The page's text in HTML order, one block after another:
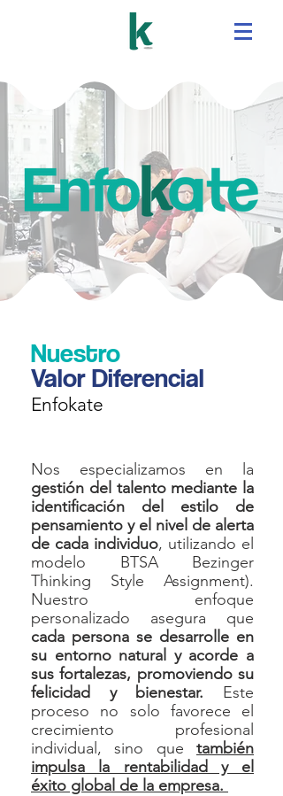
Nuestro
Valor Diferencial
Enfokate
Nos especializamos en la
gestión del talento mediante la
identificación del estilo de
pensamiento y el nivel de alerta
de cada individuo, utilizando el
modelo BTSA Bezinger
Thinking Style Assignment).
Nuestro enfoque
personalizado asegura que
cada persona se desarrolle en
su entorno natural y acorde a
sus fortalezas, promoviendo su
felicidad y bienestar. Este
proceso no solo favorece el
crecimiento profesional
individual, sino que también
impulsa la rentabilidad y el
éxito global de la empresa.